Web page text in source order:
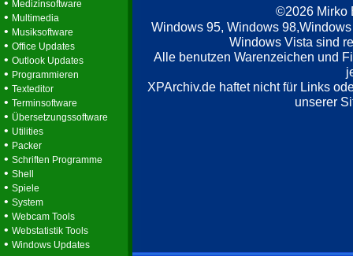
• Medizinsoftware
• Multimedia
• Musiksoftware
• Office Updates
• Outlook Updates
• Programmieren
• Texteditor
• Terminsoftware
• Übersetzungssoftware
• Utilities
• Packer
• Schriften Programme
• Shell
• Spiele
• System
• Webcam Tools
• Webstatistik Tools
• Windows Updates
©2026 Mirko
Windows 95, Windows
Windows Vista sind
Alle benutzen Warenzeichen und
XPArchiv.de haftet nicht für Links
unserer